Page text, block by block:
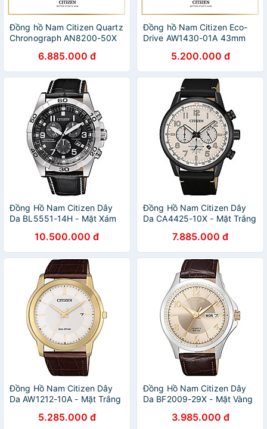
Đồng hồ Nam Citizen Quartz
Chronograph AN8200-50X
6.885.000 đ
Đồng hồ Nam Citizen Eco-
Drive AW1430-01A 43mm
5.200.000 đ
Đồng Hồ Nam Citizen Dây
Da BL5551-14H - Mặt Xám
10.500.000 đ
Đồng Hồ Nam Citizen Dây
Da CA4425-10X - Mặt Trắng
7.885.000 đ
Đồng Hồ Nam Citizen Dây
Da AW1212-10A - Mặt Trắng
5.285.000 đ
Đồng Hồ Nam Citizen Dây
Da BF2009-29X - Mặt Vàng
3.985.000 đ